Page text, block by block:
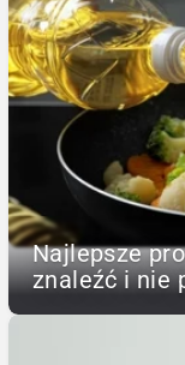
Najlepsze
znaleźć i nie